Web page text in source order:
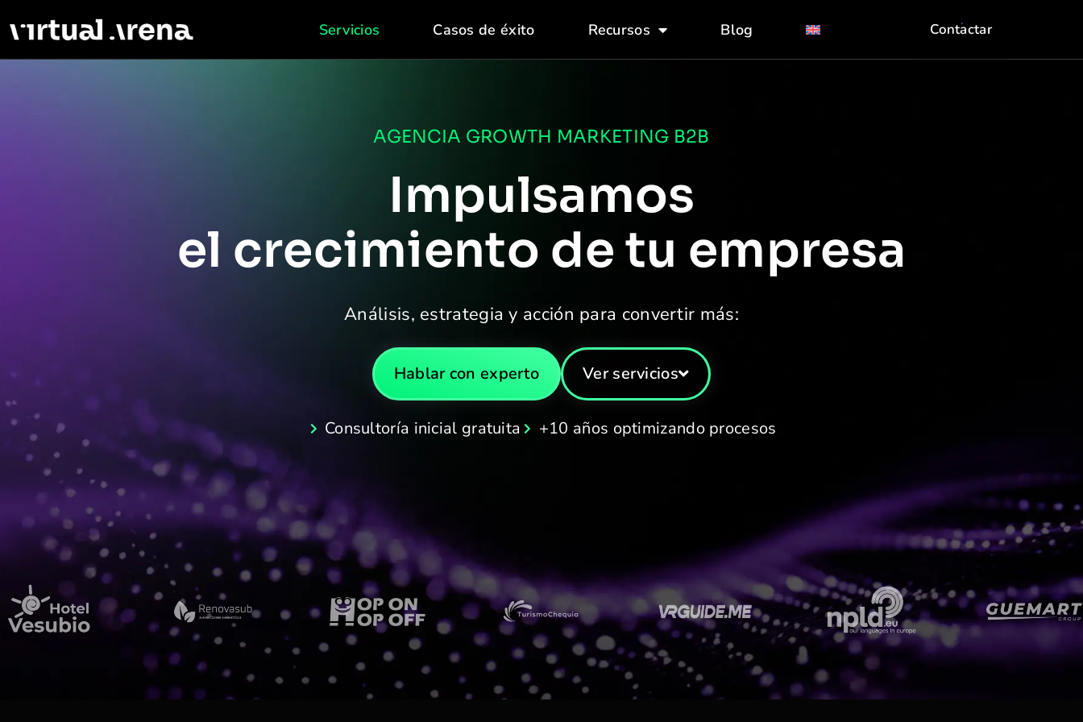
Servicios Casos de éxito Recursos Blog Contactar
AGENCIA GROWTH MARKETING B2B
Impulsamos
el crecimiento de tu empresa
Análisis, estrategia y acción para convertir más:
Hablar con experto Ver servicios
Consultoría inicial gratuita +10 años optimizando procesos